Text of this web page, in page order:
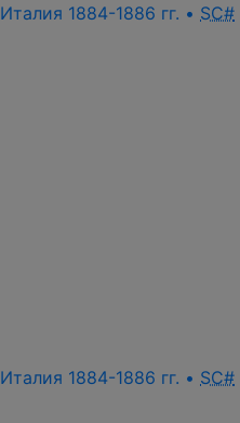
Италия 1884-1886 гг. • SC#
Италия 1884-1886 гг. • SC#